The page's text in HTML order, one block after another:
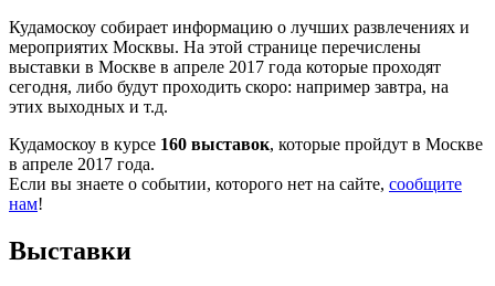
Кудамоскоу собирает информацию о лучших развлечениях и
мероприятих Москвы. На этой странице перечислены
выставки в Москве в апреле 2017 года которые проходят
сегодня, либо будут проходить скоро: например завтра, на
этих выходных и т.д.
Кудамоскоу в курсе 160 выставок, которые пройдут в Москве
в апреле 2017 года.
Если вы знаете о событии, которого нет на сайте, сообщите
нам!
Выставки